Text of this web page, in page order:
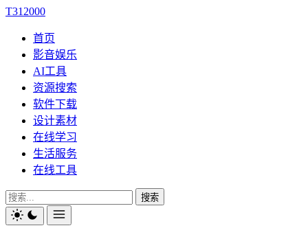
T312000
首页
影音娱乐
AI工具
资源搜索
软件下载
设计素材
在线学习
生活服务
在线工具
搜索